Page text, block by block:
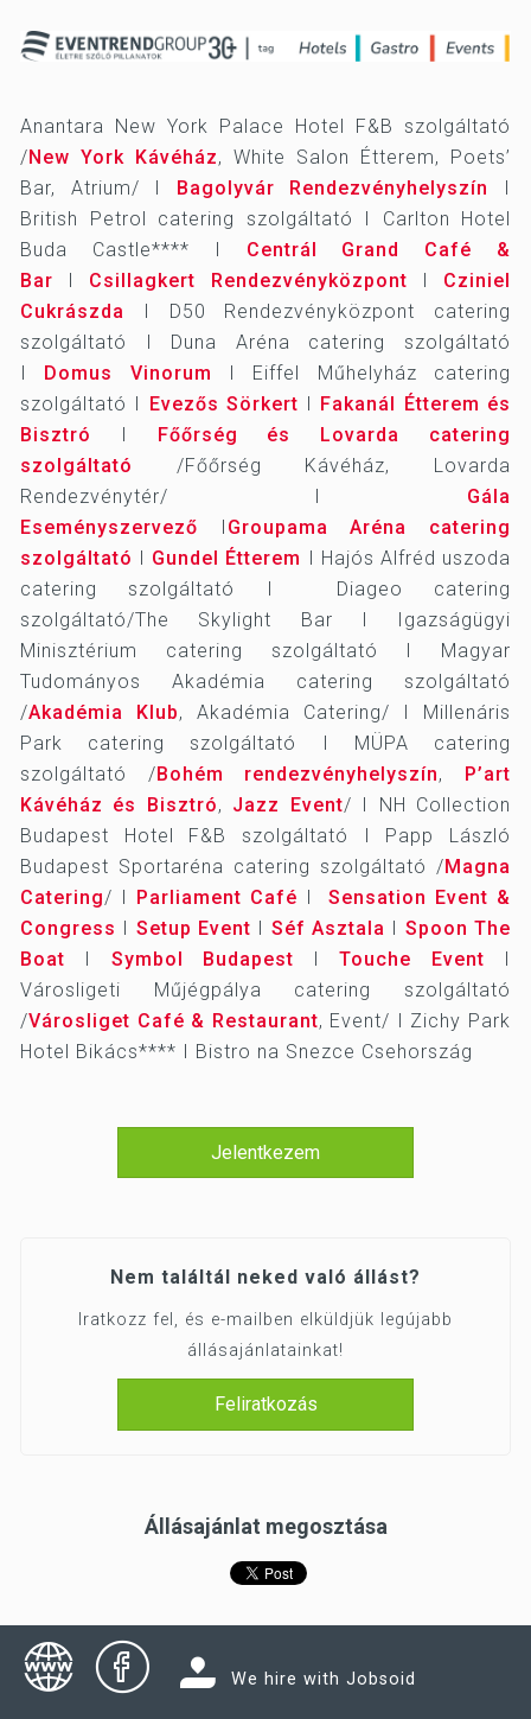
Anantara New York Palace Hotel F&B szolgáltató
/New York Kávéház, White Salon Étterem, Poets’
Bar, Atrium/ I Bagolyvár Rendezvényhelyszín
I
British Petrol catering szolgáltató I Carlton Hotel
Buda Castle**** I Centrál Grand Café &
Bar I Csillagkert Rendezvényközpont I Cziniel
Cukrászda
I D50 Rendezvényközpont catering
szolgáltató I Duna Aréna catering szolgáltató
I Domus Vinorum I Eiffel Műhelyház catering
szolgáltató I Evezős Sörkert I Fakanál Étterem és
Bisztró
I Főőrség és Lovarda catering
szolgáltató
/Főőrség Kávéház, Lovarda
Rendezvénytér/ I Gála
Eseményszervező I Groupama Aréna catering
szolgáltató I Gundel Étterem I Hajós Alfréd uszoda
catering szolgáltató I Diageo catering
szolgáltató/The Skylight Bar I Igazságügyi
Minisztérium catering szolgáltató I Magyar
Tudományos Akadémia catering szolgáltató
/Akadémia Klub, Akadémia Catering/ I Millenáris
Park catering szolgáltató I MÜPA catering
szolgáltató /Bohém rendezvényhelyszín, P’art
Kávéház és Bisztró, Jazz Event/ I NH Collection
Budapest Hotel F&B szolgáltató I Papp László
Budapest Sportaréna catering szolgáltató /Magna
Catering/ I Parliament Café ISensation Event &
Congress I Setup Event I Séf Asztala I Spoon The
Boat I Symbol Budapest ITouche Event I
Városligeti Műjégpálya catering szolgáltató
/Városliget Café & Restaurant, Event/ I Zichy Park
Hotel Bikács**** I Bistro na Snezce Csehország
Jelentkezem
Nem találtál neked való állást?
Iratkozz fel, és e-mailben elküldjük legújabb
állásajánlatainkat!
Feliratkozás
Állásajánlat megosztása
We hire with Jobsoid